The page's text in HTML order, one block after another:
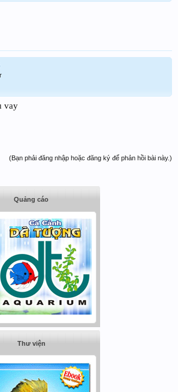
vay
(Bạn phải đăng nhập hoặc đăng ký để phản hồi bài này.)
Quảng cáo
Thư viện